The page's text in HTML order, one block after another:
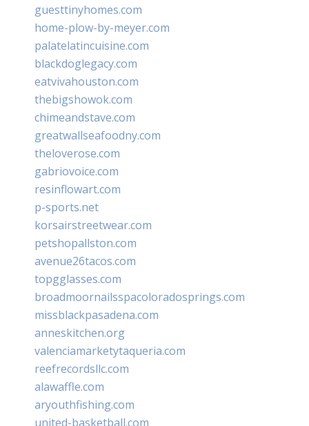
guesttinyhomes.com
home-plow-by-meyer.com
palatelatincuisine.com
blackdoglegacy.com
eatvivahouston.com
thebigshowok.com
chimeandstave.com
greatwallseafoodny.com
theloverose.com
gabriovoice.com
resinflowart.com
p-sports.net
korsairstreetwear.com
petshopallston.com
avenue26tacos.com
topgglasses.com
broadmoornailsspacoloradosprings.com
missblackpasadena.com
anneskitchen.org
valenciamarketytaqueria.com
reefrecordsllc.com
alawaffle.com
aryouthfishing.com
united-basketball.com